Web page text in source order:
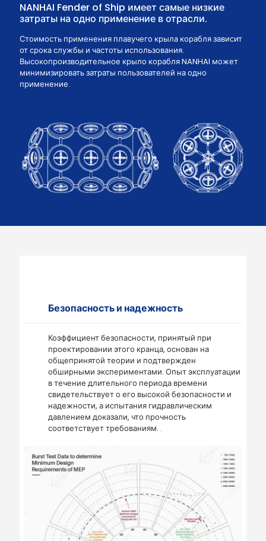
NANHAI Fender of Ship имеет самые низкие
затраты на одно применение в отрасли.
Стоимость применения плавучего крыла корабля зависит
от срока службы и частоты использования.
Высокопроизводительное крыло корабля NANHAI может
минимизировать затраты пользователей на одно
применение.
Безопасность и надежность
Коэффициент безопасности, принятый при
проектировании этого кранца, основан на
общепринятой теории и подтвержден
обширными экспериментами. Опыт эксплуатации
в течение длительного периода времени
свидетельствует о его высокой безопасности и
надежности, а испытания гидравлическим
давлением доказали, что прочность
соответствует требованиям. .